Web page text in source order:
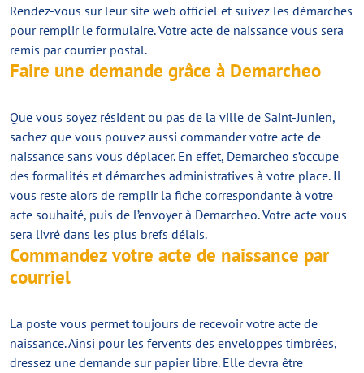
Rendez-vous sur leur site web officiel et suivez les démarches
pour remplir le formulaire. Votre acte de naissance vous sera
remis par courrier postal.
Faire une demande grâce à Demarcheo
Que vous soyez résident ou pas de la ville de Saint-Junien,
sachez que vous pouvez aussi commander votre acte de
naissance sans vous déplacer. En effet, Demarcheo s’occupe
des formalités et démarches administratives à votre place. Il
vous reste alors de remplir la fiche correspondante à votre
acte souhaité, puis de l’envoyer à Demarcheo. Votre acte vous
sera livré dans les plus brefs délais.
Commandez votre acte de naissance par
courriel
La poste vous permet toujours de recevoir votre acte de
naissance. Ainsi pour les fervents des enveloppes timbrées,
dressez une demande sur papier libre. Elle devra être